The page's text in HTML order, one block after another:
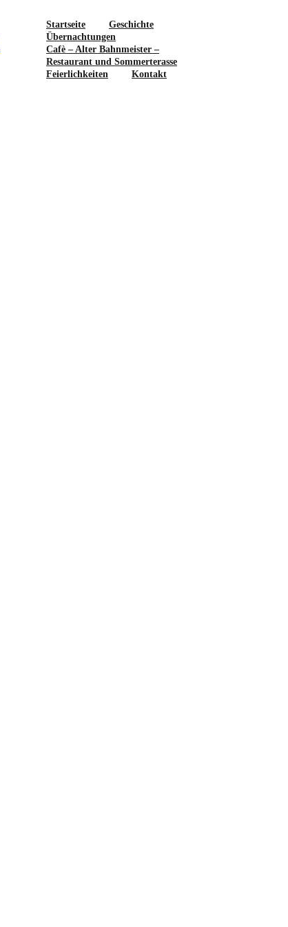
Startseite
Geschichte
Übernachtungen
Cafè – Alter Bahnmeister –
Restaurant und Sommerterasse
Feierlichkeiten
Kontakt